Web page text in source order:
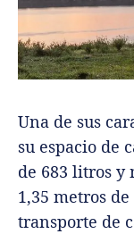
Una de sus
su espacio de
de 683 litros y
1,35 metros
transporte de